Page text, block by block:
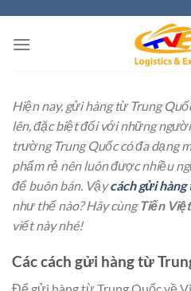
content
Hiện nay, gửi hàng từ Trung
lên, đặc biệt đối với những
trường Trung Quốc có đa dạng
phẩm rẻ nên luôn được nhiều
để buôn bán. Vậycách gửi
như thế nào? Hãy cùngTiến
viết này nhé!
Các cách gửi hàng từ